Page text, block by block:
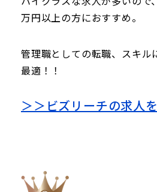
万円以上の方におすすめ。
管理職としての転職、スキル
最適！！
＞＞ビズリーチの求人